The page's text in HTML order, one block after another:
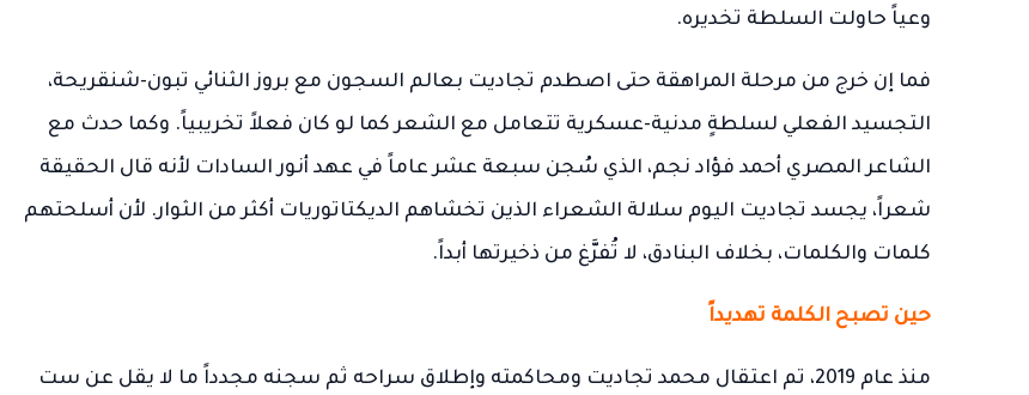
وعياً حاولت السلطة تخديره.
فما إن خرج من مرحلة المراهقة حتى اصطدم تجاديت بعالم السجون مع بروز الثنائي تبون-شنقريحة،
التجسيد الفعلي لسلطةٍ مدنية-عسكرية تتعامل مع الشعر كما لو كان فعلاً تخريبياً. وكما حدث مع
الشاعر المصري أحمد فؤاد نجم، الذي سُجن سبعة عشر عاماً في عهد أنور السادات لأنه قال الحقيقة
شعراً، يجسد تجاديت اليوم سلالة الشعراء الذين تخشاهم الديكتاتوريات أكثر من الثوار. لأن أسلحتهم
كلمات والكلمات، بخلاف البنادق، لا تُفرَّغ من ذخيرتها أبداً.
حين تصبح الكلمة تهديداً
منذ عام 2019، تم اعتقال محمد تجاديت ومحاكمته وإطلاق سراحه ثم سجنه مجدداً ما لا يقل عن ست